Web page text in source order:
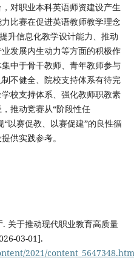
对职业本科英语师资建设产生
比赛在促进英语教师教学理念
升信息化教学设计能力、推动
发展内生动力等方面的积极作
中于骨干教师、青年教师参与
不健全、院校支持体系有待完
校支持体系、强化教师职教素
推动竞赛从“阶段性任
“以赛促教、以赛促建”的良性循
供实践参考。
关于推动现代职业教育高质量
03-01].
2021/content_5647348.htm